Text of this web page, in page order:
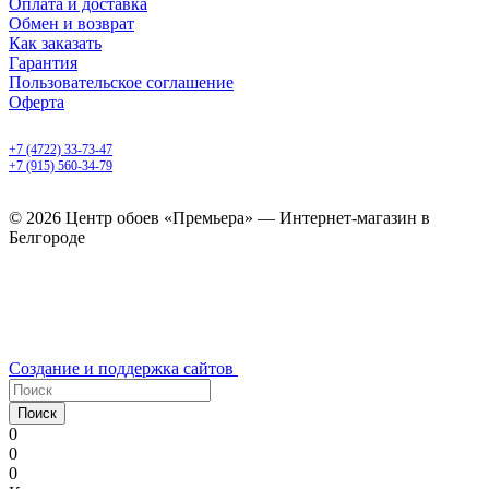
Оплата и доставка
Обмен и возврат
Как заказать
Гарантия
Пользовательское соглашение
Оферта
+7 (4722) 33-73-47
+7 (915) 560-34-79
© 2026 Центр обоев «Премьера» — Интернет-магазин в
Белгороде
Создание и поддержка сайтов
Поиск
0
0
0